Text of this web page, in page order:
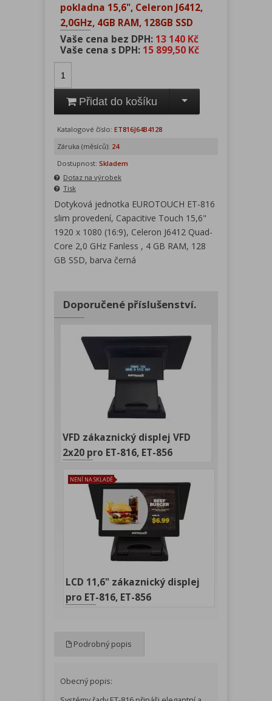
pokladna 15,6", Celeron J6412,
2,0GHz, 4GB RAM, 128GB SSD
Vaše cena bez DPH: 13 140 Kč
Vaše cena s DPH: 15 899,50 Kč
Přidat do košíku
Katalogové číslo: ET816J64B4128
Záruka (měsíců): 24
Dostupnost: Skladem
Dotaz na výrobek
Tisk
Dotyková jednotka EUROTOUCH ET-816
slim provedení, Capacitive Touch 15,6"
1920 x 1080 (16:9), Celeron J6412 Quad-
Core 2,0 GHz Fanless , 4 GB RAM, 128
GB SSD, barva černá
Doporučené příslušenství.
VFD zákaznický displej VFD
2x20 pro ET-816, ET-856
NENÍ NA SKLADĚ
LCD 11,6" zákaznický displej
pro ET-816, ET-856
Podrobný popis
Obecný popis: